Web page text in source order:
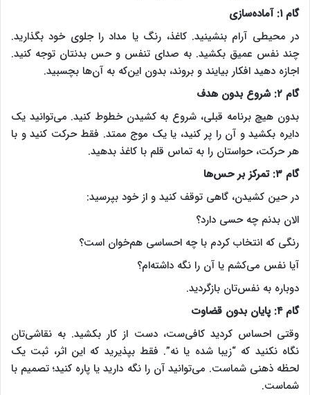
گام ۱: آماده‌سازی
در محیطی آرام بنشینید. کاغذ، رنگ یا مداد را جلوی خود بگذارید.
چند نفس عمیق بکشید. به صدای تنفس و حس بدنتان توجه کنید.
اجازه دهید افکار بیایند و بروند، بدون این‌که به آن‌ها بچسبید.
گام ۲: شروع بدون هدف
بدون هیچ برنامه قبلی، شروع به کشیدن خطوط کنید. می‌توانید یک
دایره بکشید و آن را پر کنید، یا یک موج ممتد. فقط حرکت کنید و با
هر حرکت، حواستان را به تماس قلم با کاغذ بدهید.
گام ۳: تمرکز بر حس‌ها
در حین کشیدن، گاهی توقف کنید و از خود بپرسید:
الان بدنم چه حسی دارد؟
رنگی که انتخاب کردم با چه احساسی هم‌خوان است؟
آیا نفس می‌کشم یا آن را نگه داشته‌ام؟
دوباره به نفس‌تان بازگردید.
گام ۴: پایان بدون قضاوت
وقتی احساس کردید کافی‌ست، دست از کار بکشید. به نقاشی‌تان
نگاه نکنید که “زیبا شده یا نه”. فقط بپذیرید که این اثر، ثبت یک
لحظه ذهنی شماست. می‌توانید آن را نگه دارید یا پاره کنید؛ تصمیم با
شماست.